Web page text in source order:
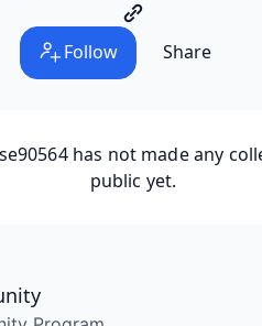
Follow Share
has not made any
public yet.